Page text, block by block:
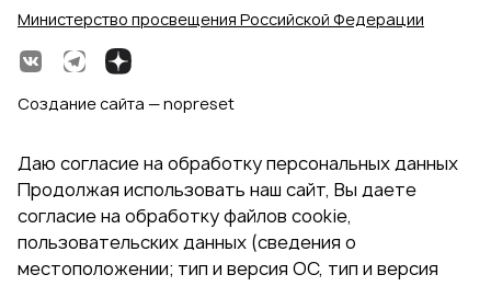
Министерство просвещения Российской Федерации
Создание сайта — nopreset
Даю согласие на обработку персональных данных
Продолжая использовать наш сайт, Вы даете
согласие на обработку файлов cookie,
пользовательских данных (сведения о
местоположении; тип и версия ОС, тип и версия